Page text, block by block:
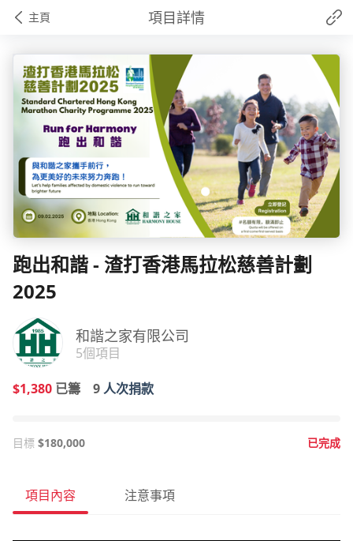
主頁 項目詳情
跑出和諧 - 渣打香港馬拉松慈善計劃
2025
和諧之家有限公司
5個項目
$1,380 已籌 9人次捐款
目標 $180,000 已完成
項目內容 注意事項